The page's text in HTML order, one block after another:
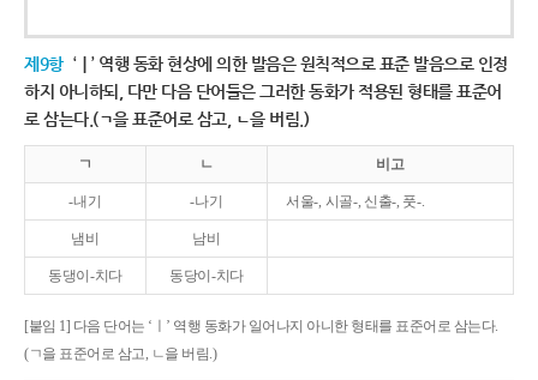
제9항 ‘ㅣ’ 역행 동화 현상에 의한 발음은 원칙적으로 표준 발음으로 인정
하지 아니하되, 다만 다음 단어들은 그러한 동화가 적용된 형태를 표준어
로 삼는다.(ㄱ을 표준어로 삼고, ㄴ을 버림.)
ㄱ ㄴ 비고
-내기 -나기 서울-, 시골-, 신출-, 풋-.
냄비 남비
동댕이-치다 동당이-치다
[붙임 1] 다음 단어는 ‘ㅣ’ 역행 동화가 일어나지 아니한 형태를 표준어로 삼는다.
(ㄱ을 표준어로 삼고, ㄴ을 버림.)